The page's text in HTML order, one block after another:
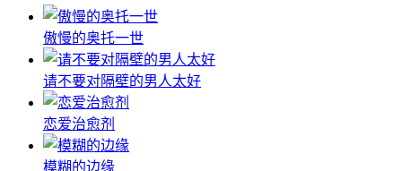
傲慢的奥托一世